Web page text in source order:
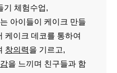
기 체험수업,
아이들이 케이크 만들
케이크 데코를 통하여
창의력을 기르고,
을 느끼며 친구들과 함